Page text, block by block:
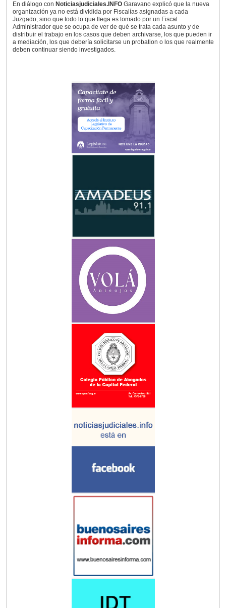
En diálogo con Noticiasjudiciales.INFO Garavano explicó que la nueva
organización ya no está dividida por Fiscalías asignadas a cada
Juzgado, sino que todo lo que llega es tomado por un Fiscal
Administrador que se ocupa de ver de qué se trata cada asunto y de
distribuir el trabajo en los casos que deben archivarse, los que pueden ir
a mediación, los que debería solicitarse un probation o los que realmente
deben continuar siendo investigados.